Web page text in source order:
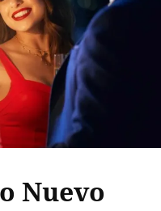
Nuevo